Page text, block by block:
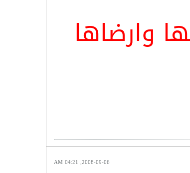
وارضاها
2008-09-06, 04:21 AM